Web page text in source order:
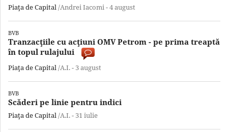
Piaţa de Capital /Andrei Iacomi -4 august
BVB
Tranzacţiile cu acţiuni OMV Petrom - pe prima treaptă
în topul rulajului
Piaţa de Capital /A.I. - 3 august
BVB
Scăderi pe linie pentru indici
Piaţa de Capital /A.I. - 31 iulie